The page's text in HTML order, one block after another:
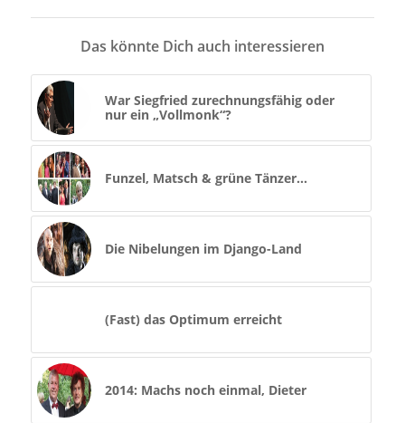
Das könnte Dich auch interessieren
War Siegfried zurechnungsfähig oder
nur ein „Vollmonk“?
Funzel, Matsch & grüne Tänzer…
Die Nibelungen im Django-Land
(Fast) das Optimum erreicht
2014: Machs noch einmal, Dieter